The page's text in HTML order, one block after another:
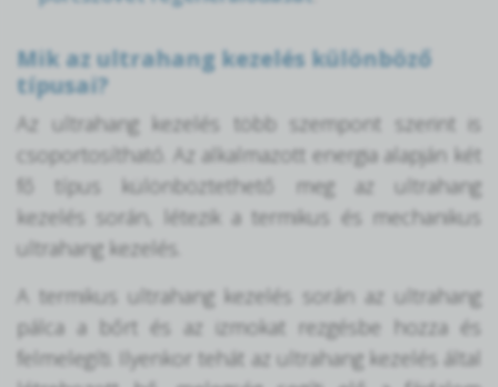
Mik az ultrahang kezelés különböző
típusai?
Az ultrahang kezelés több szempont szerint is
csoportosítható. Az alkalmazott energia alapján két
fő típus különböztethető meg az ultrahang
kezelés során, létezik a termikus és mechanikus
ultrahang kezelés.
A termikus ultrahang kezelés során az ultrahang
pálca a bőrt és az izmokat rezgésbe hozza és
felmelegíti. Ilyenkor tehát az ultrahang kezelés által